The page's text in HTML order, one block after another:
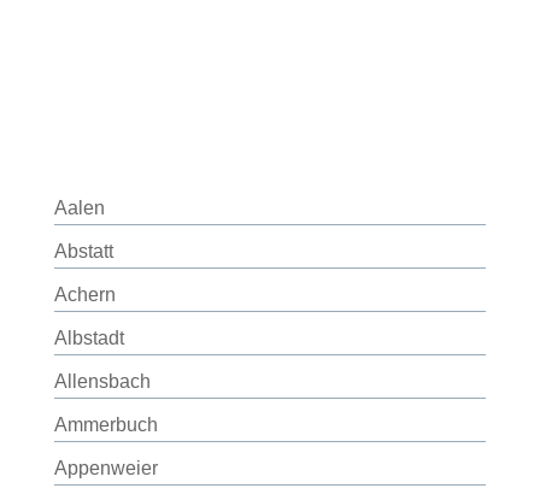
Aalen
Abstatt
Achern
Albstadt
Allensbach
Ammerbuch
Appenweier